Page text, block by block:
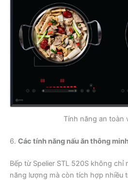
Tính năng an toàn
6. Các tính năng nấu ăn thông
Bếp từ Spelier STL 520S không chỉ
năng lượng mà còn tích hợp nhiều